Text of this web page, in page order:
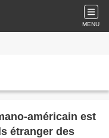
MENU
américain est
étranger des